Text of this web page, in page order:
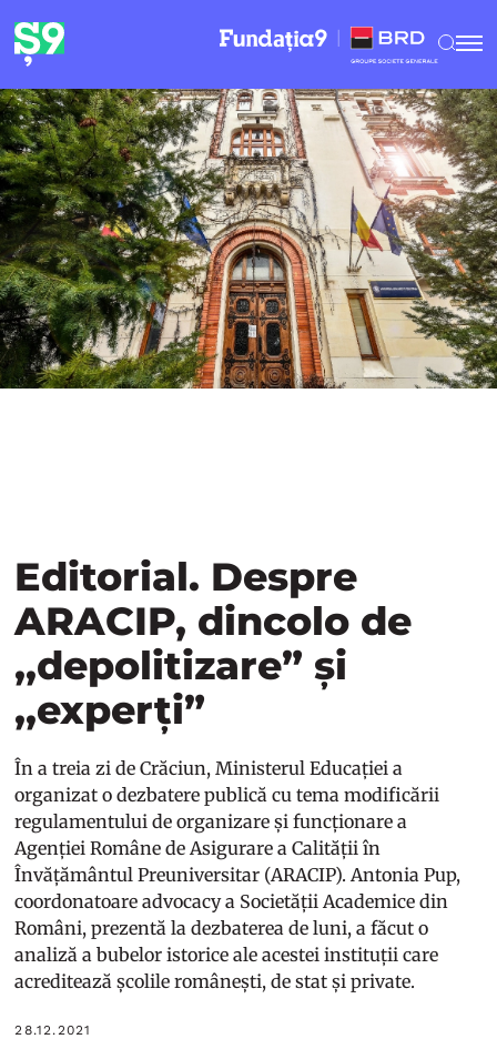
Editorial. Despre
ARACIP, dincolo de
,,depolitizare” și
,,experți”
În a treia zi de Crăciun, Ministerul Educației a
organizat o dezbatere publică cu tema modificării
regulamentului de organizare și funcționare a
Agenției Române de Asigurare a Calității în
Învățământul Preuniversitar (ARACIP). Antonia Pup,
coordonatoare advocacy a Societății Academice din
Români, prezentă la dezbaterea de luni, a făcut o
analiză a bubelor istorice ale acestei instituții care
acreditează școlile românești, de stat și private.
28.12.2021